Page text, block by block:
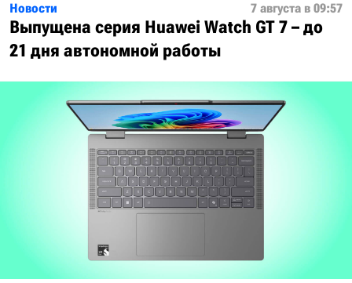
Новости 7 августа в 09:57
Выпущена серия Huawei Watch GT 7 – до
21 дня автономной работы